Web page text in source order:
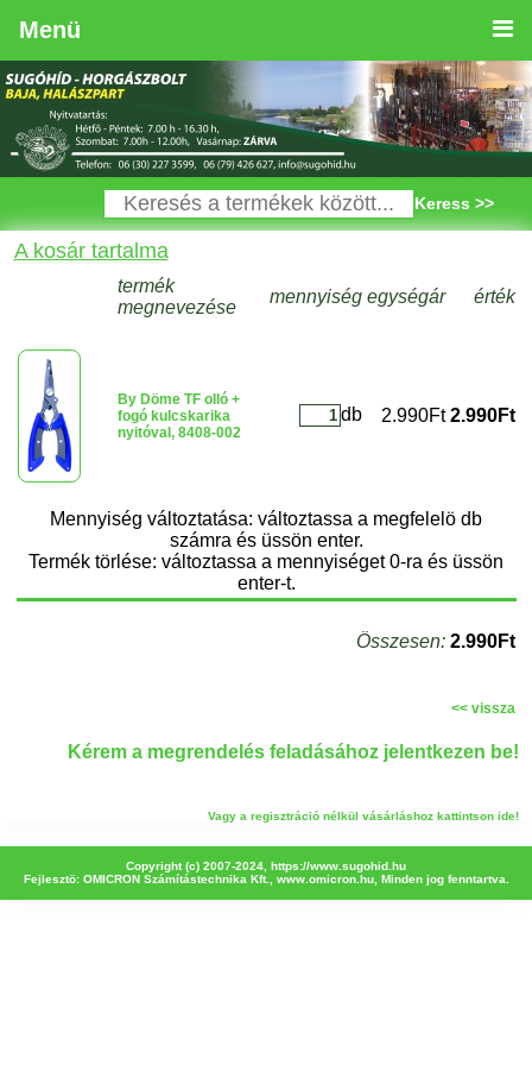
Menü
Keress >>
A kosár tartalma
termék
megnevezése
mennyiség egységár érték
By Döme TF olló +
fogó kulcskarika
nyitóval, 8408-002
db 2.990Ft 2.990Ft
Mennyiség változtatása: változtassa a megfelelö db
számra és üssön enter.
Termék törlése: változtassa a mennyiséget 0-ra és üssön
enter-t.
Összesen: 2.990Ft
<< vissza
Kérem a megrendelés feladásához jelentkezen be!
Vagy a regisztráció nélkül vásárláshoz kattintson ide!
Copyright (c) 2007-2024, https://www.sugohid.hu
Fejlesztö: OMICRON Számítástechnika Kft., www.omicron.hu, Minden jog fenntartva.